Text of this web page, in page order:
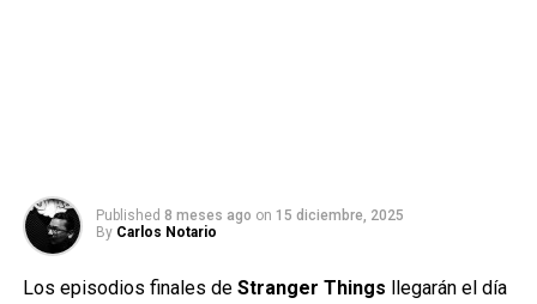
Published 8 meses ago on 15 diciembre, 2025
By Carlos Notario
Los episodios finales de Stranger Things llegarán el día